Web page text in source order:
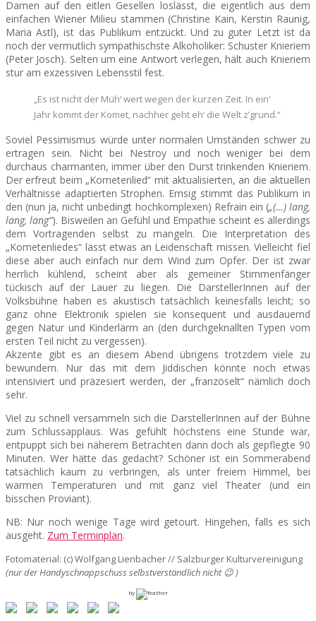
Damen auf den eitlen Gesellen loslässt, die eigentlich aus dem
einfachen Wiener Milieu stammen (Christine Kain, Kerstin Raunig,
Maria Astl), ist das Publikum entzückt. Und zu guter Letzt ist da
noch der vermutlich sympathischste Alkoholiker: Schuster Knieriem
(Peter Josch). Selten um eine Antwort verlegen, hält auch Knieriem
stur am exzessiven Lebensstil fest.
„Es ist nicht der Müh‘ wert wegen der kurzen Zeit. In ein‘
Jahr kommt der Komet, nachher geht eh‘ die Welt z’grund.“
Soviel Pessimismus würde unter normalen Umständen schwer zu
ertragen sein. Nicht bei Nestroy und noch weniger bei dem
durchaus charmanten, immer über den Durst trinkenden Knieriem.
Der erfreut beim „Kometenlied“ mit aktualisierten, an die aktuellen
Verhältnisse adaptierten Strophen. Emsig stimmt das Publikum in
den (nun ja, nicht unbedingt hochkomplexen) Refrain ein („(…) lang,
lang, lang“). Bisweilen an Gefühl und Empathie scheint es allerdings
dem Vortragenden selbst zu mangeln. Die Interpretation des
„Kometenliedes“ lässt etwas an Leidenschaft missen. Vielleicht fiel
diese aber auch einfach nur dem Wind zum Opfer. Der ist zwar
herrlich kühlend, scheint aber als gemeiner Stimmenfänger
tückisch auf der Lauer zu liegen. Die DarstellerInnen auf der
Volksbühne haben es akustisch tatsächlich keinesfalls leicht; so
ganz ohne Elektronik spielen sie konsequent und ausdauernd
gegen Natur und Kinderlärm an (den durchgeknallten Typen vom
ersten Teil nicht zu vergessen).
Akzente gibt es an diesem Abend übrigens trotzdem viele zu
bewundern. Nur das mit dem Jiddischen könnte noch etwas
intensiviert und präzesiert werden, der „französelt“ nämlich doch
sehr.
Viel zu schnell versammeln sich die DarstellerInnen auf der Bühne
zum Schlussapplaus. Was gefühlt höchstens eine Stunde war,
entpuppt sich bei näherem Betrachten dann doch als gepflegte 90
Minuten. Wer hätte das gedacht? Schöner ist ein Sommerabend
tatsächlich kaum zu verbringen, als unter freiem Himmel, bei
warmen Temperaturen und mit ganz viel Theater (und ein
bisschen Proviant).
NB: Nur noch wenige Tage wird getourt. Hingehen, falls es sich
ausgeht. Zum Terminplan.
Fotomaterial: (c) Wolfgang Lienbacher // Salzburger Kulturvereinigung
(nur der Handyschnappschuss selbstverständlich nicht 😉 )
by